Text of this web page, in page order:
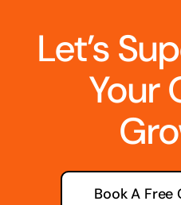
Let’s
Your
Book A